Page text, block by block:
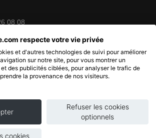
08 08
respecte votre vie privée
et d'autres technologies de suivi pour améliorer
sur notre site, pour vous montrer un
des publicités ciblées, pour analyser le trafic de
la provenance de nos visiteurs.
Refuser les cookies
optionnels
cookies